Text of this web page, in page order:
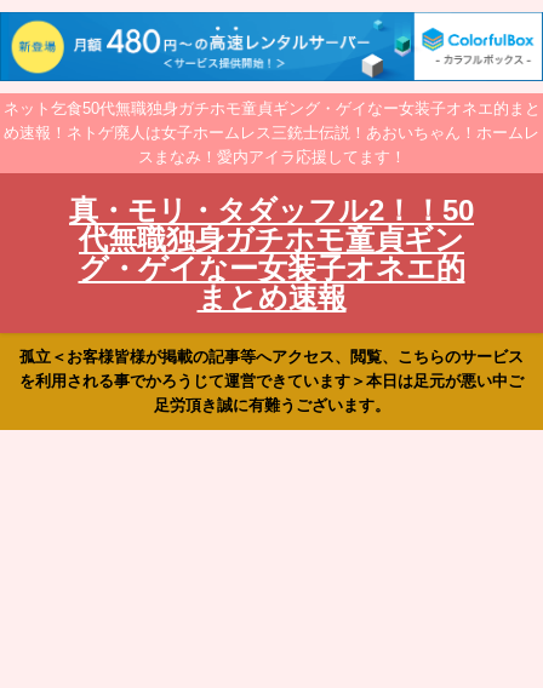
ネット乞食50代無職独身ガチホモ童貞ギング・ゲイなー女装子オネエ的まと
め速報！ネトゲ廃人は女子ホームレス三銃士伝説！あおいちゃん！ホームレ
スまなみ！愛内アイラ応援してます！
真・モリ・タダッフル2！！50
代無職独身ガチホモ童貞ギン
グ・ゲイなー女装子オネエ的
まとめ速報
孤立＜お客様皆様が掲載の記事等へアクセス、閲覧、こちらのサービス
を利用される事でかろうじて運営できています＞本日は足元が悪い中ご
足労頂き誠に有難うございます。